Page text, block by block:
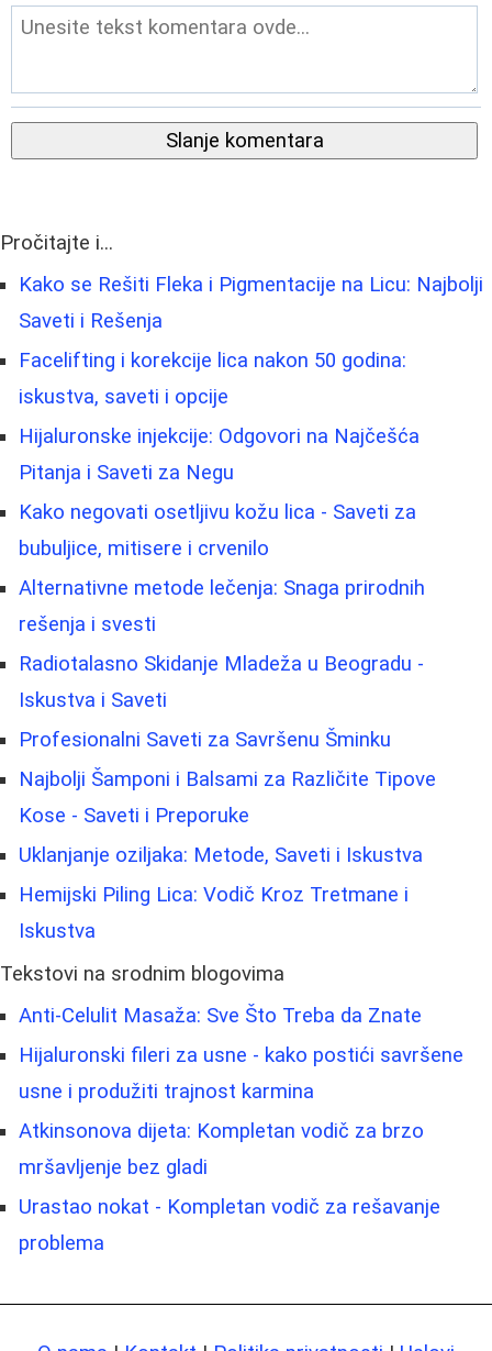
Slanje komentara
Pročitajte i...
Kako se Rešiti Fleka i Pigmentacije na Licu: Najbolji
Saveti i Rešenja
Facelifting i korekcije lica nakon 50 godina:
iskustva, saveti i opcije
Hijaluronske injekcije: Odgovori na Najčešća
Pitanja i Saveti za Negu
Kako negovati osetljivu kožu lica - Saveti za
bubuljice, mitisere i crvenilo
Alternativne metode lečenja: Snaga prirodnih
rešenja i svesti
Radiotalasno Skidanje Mladeža u Beogradu -
Iskustva i Saveti
Profesionalni Saveti za Savršenu Šminku
Najbolji Šamponi i Balsami za Različite Tipove
Kose - Saveti i Preporuke
Uklanjanje oziljaka: Metode, Saveti i Iskustva
Hemijski Piling Lica: Vodič Kroz Tretmane i
Iskustva
Tekstovi na srodnim blogovima
Anti-Celulit Masaža: Sve Što Treba da Znate
Hijaluronski fileri za usne - kako postići savršene
usne i produžiti trajnost karmina
Atkinsonova dijeta: Kompletan vodič za brzo
mršavljenje bez gladi
Urastao nokat - Kompletan vodič za rešavanje
problema